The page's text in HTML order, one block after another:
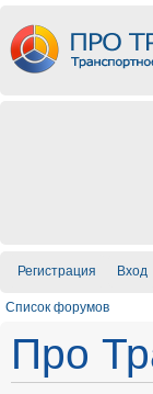
Регистрация Вход
Список форумов
Про